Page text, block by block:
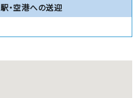
駅・空港への送迎